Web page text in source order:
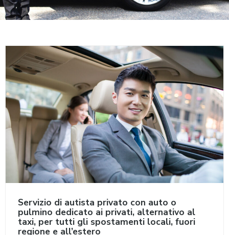
Servizio di autista privato con auto o
pulmino dedicato ai privati, alternativo al
taxi, per tutti gli spostamenti locali, fuori
regione e all’estero